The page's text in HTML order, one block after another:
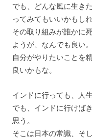
でも、どんな風に生き
ってみてもいいかもしれ
その取り組みが誰かに
ようが、なんでも良い。
自分がやりたいことを
良いかもな。
インドに行っても、人
でも、インドに行けば
思う。
そこは日本の常識、そ